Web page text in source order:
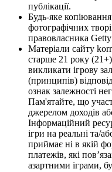
публікації.
Будь-яке
фотографічних
правовласника
Матеріали сайту
старше 21 року
викликати ігрову
(принципів)
ознак залежності
Пам'ятайте, що
джерелом доходів
Інформаційний
ігри на реальні та/
приймає ні в якій
платежів, які
азартними іграми,